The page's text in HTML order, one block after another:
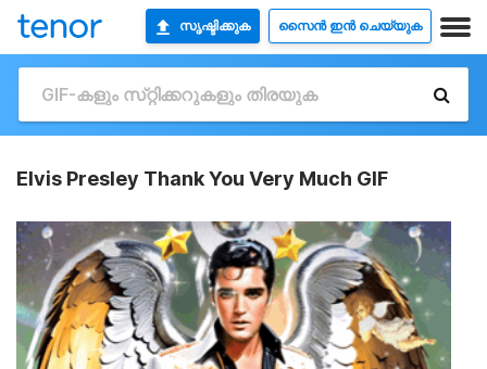
സൃഷ്ടിക്കുക സൈൻ ഇൻ ചെയ്യുക
Elvis Presley Thank You Very Much GIF